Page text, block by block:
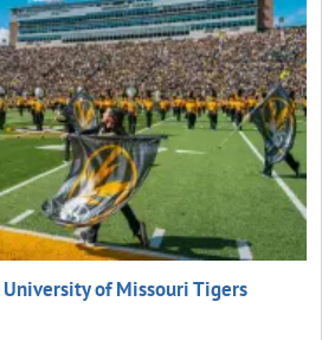
of Missouri Tigers